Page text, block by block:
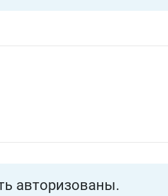
авторизованы.